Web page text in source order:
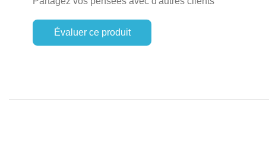
Évaluer ce produit